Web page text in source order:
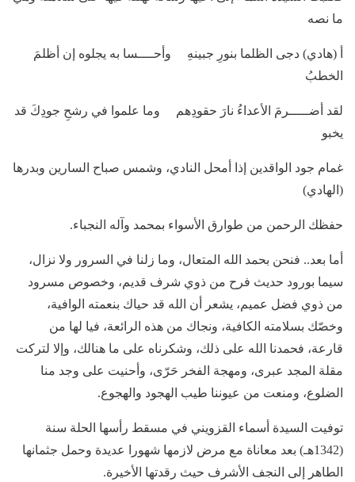
ما نصه
أ (هادي) دجى الظلما بنورِ جبينهِ وأحــــسا به يجلوه إن أظلمَ
الخطبُ
لقد أضـــــرمَ الأعداءُ نارَ حقودِهم وما علموا في رشحِ جودِكَ قد
يخبو
غمام جود الواقدين إذا أمحل النادي، وشمس صباح السارين وبدرها
(الهادي)
حفظك الرحمن من طوارق الأسواء بمحمد وآله النجباء.
أما بعد.. فنحن بحمد الله المتعال، وما زلنا في السرور ولا نزال،
سيما بورود حديث فرح من ذوي شرف قديم، وخصوص مسرود
من ذوي فضل عميم، يشعر أن الله قد حياك بنعمته الوافية،
وخصّك بسلامته الكافية، ونجاك من هذه الرائعة، فيا لها من
قارعة، فحمدنا الله على ذلك، وشكرناه على ما هنالك، وإلا لتركت
مقلة المجد عبرى، ومهجة الفخر حَرّى، وأحنيت على وجد منا
الضلوع، ومنعت من عيوننا طيب الهجود والهجوع.
توفيت السيدة أسماء القزويني في مسقط رأسها الحلة سنة
(1342هـ) بعد معاناة مع مرض لازمها شهورا عديدة وحمل جثمانها
الطاهر إلى النجف الأشرف حيث رقدتها الأخيرة.